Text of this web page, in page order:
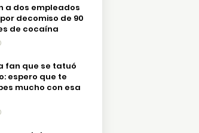
a dos empleados
por decomiso de 90
de cocaína
fan que se tatuó
espero que te
mucho con esa